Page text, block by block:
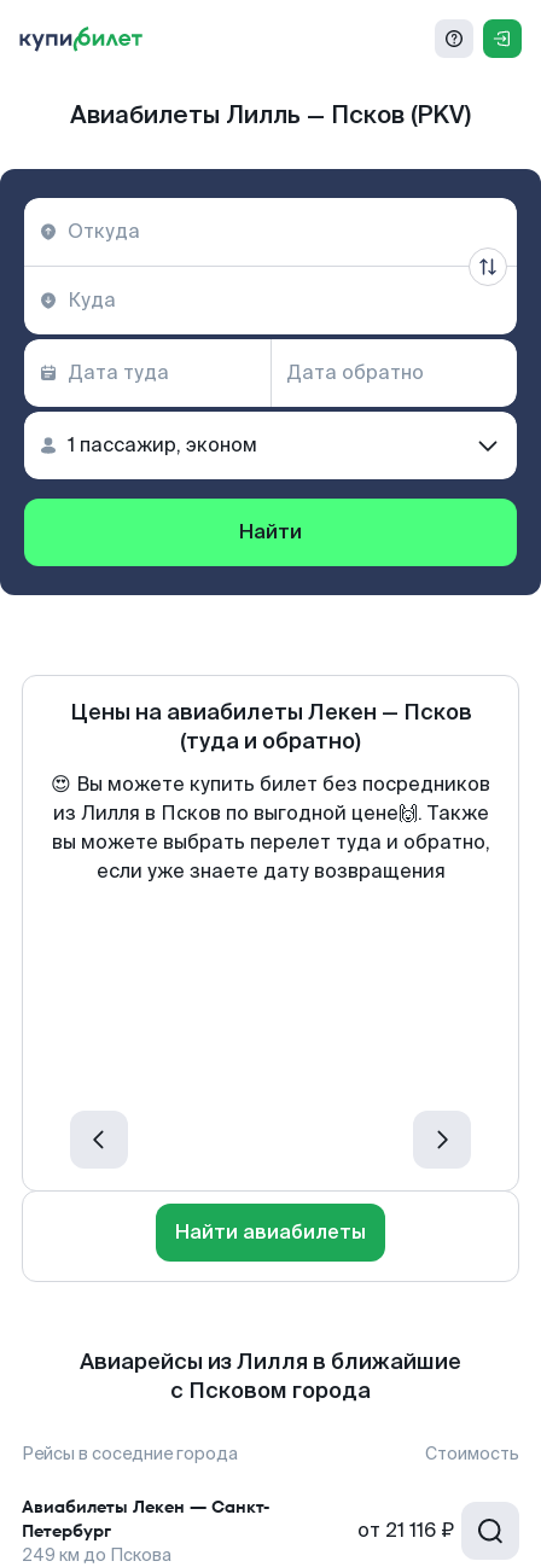
Авиабилеты Лилль — Псков (PKV)
Найти
Цены на авиабилеты Лекен — Псков
(туда и обратно)
😍 Вы можете купить билет без посредников
из Лилля в Псков по выгодной цене🙌. Также
вы можете выбрать перелет туда и обратно,
если уже знаете дату возвращения
Найти авиабилеты
Авиарейсы из Лилля в ближайшие
с Псковом города
Рейсы в соседние города Стоимость
Авиабилеты Лекен — Санкт-
Петербург
249 км до Пскова
от 21 116 ₽